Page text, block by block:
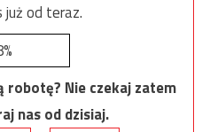
już od teraz.
robotę? Nie czekaj zatem
nas od dzisiaj.